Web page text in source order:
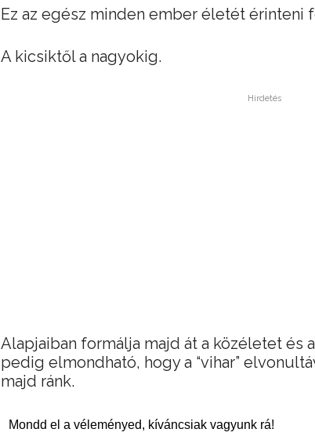
Ez az egész minden ember életét érinteni
A kicsiktől a nagyokig.
Hirdetés
Alapjaiban formálja majd át a közéletet és
pedig elmondható, hogy a “vihar”
majd ránk.
Mondd el a véleményed, kíváncsiak vagyunk rá!